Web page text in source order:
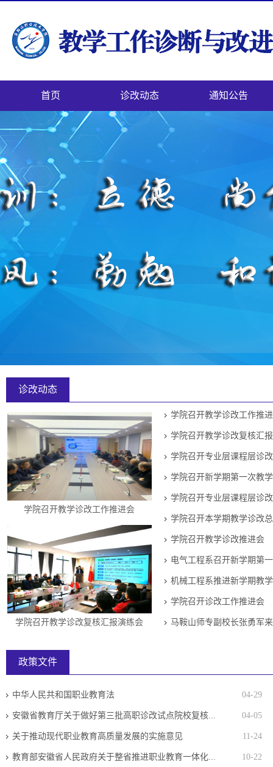
首页 诊改动态 通知公告
诊改动态
学院召开教学诊改工作推进会
学院召开教学诊改复核汇报演练会
学院召开教学诊改工作推
学院召开教学诊改复核汇
学院召开专业层课程层诊
学院召开新学期第一次教
学院召开专业层课程层诊
学院召开本学期教学诊改
学院召开教学诊改推进会
电气工程系召开新学期第
机械工程系推进新学期教
学院召开诊改工作推进会
马鞍山师专副校长张勇军
政策文件
04-29
中华人民共和国职业教育法
04-05
安徽省教育厅关于做好第三批高职诊改试点院校复核...
11-24
关于推动现代职业教育高质量发展的实施意见
10-22
教育部安徽省人民政府关于整省推进职业教育一体化...